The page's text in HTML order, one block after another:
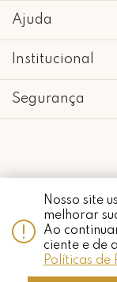
Nosso site
melhorar
Ao
ciente e de
Políticas de
Ajuda
Institucional
Segurança